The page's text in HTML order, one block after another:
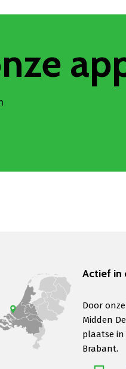
Actief in
Door
Midden
plaatse in
Brabant.